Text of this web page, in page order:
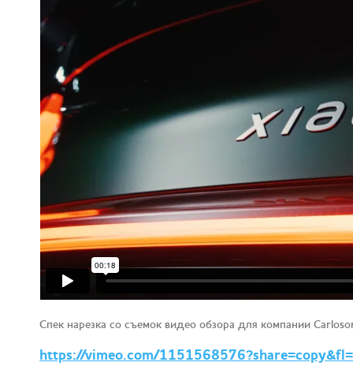
Спек нарезка со съемок видео обзора для компании
https://vimeo.com/